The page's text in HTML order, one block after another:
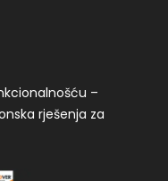
–
rješenja za